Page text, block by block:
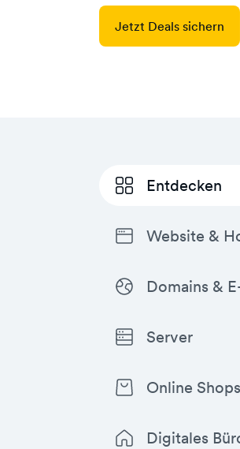
Jetzt Deals sichern
Entdecken
Website &
Domains &
Server
Online Shops
Digitales